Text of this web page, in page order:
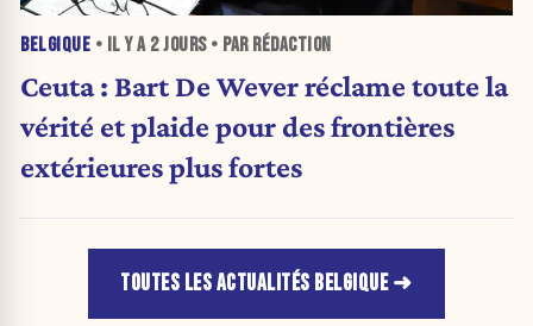
BELGIQUE • IL Y A 2 JOURS• PAR RÉDACTION
Ceuta : Bart De Wever réclame toute la
vérité et plaide pour des frontières
extérieures plus fortes
TOUTES LES ACTUALITÉS BELGIQUE